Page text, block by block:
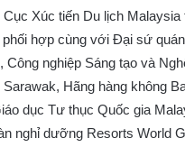
Xúc tiến Du lịch Malaysia
hợp cùng với Đại sứ
Công nghiệp Sáng tạo và
Hãng hàng không
dục Tư thục Quốc gia
nghỉ dưỡng Resorts World